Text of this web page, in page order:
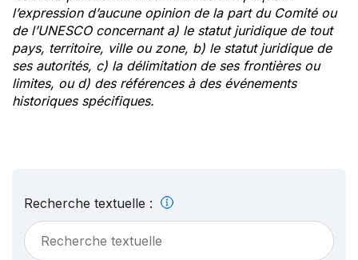
l’expression d’aucune opinion de la part du Comité ou
de l’UNESCO concernant a) le statut juridique de tout
pays, territoire, ville ou zone, b) le statut juridique de
ses autorités, c) la délimitation de ses frontières ou
limites, ou d) des références à des événements
historiques spécifiques.
Recherche textuelle :